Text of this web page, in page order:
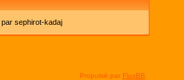
par sephirot-kadaj
Propulsé par FluxBB